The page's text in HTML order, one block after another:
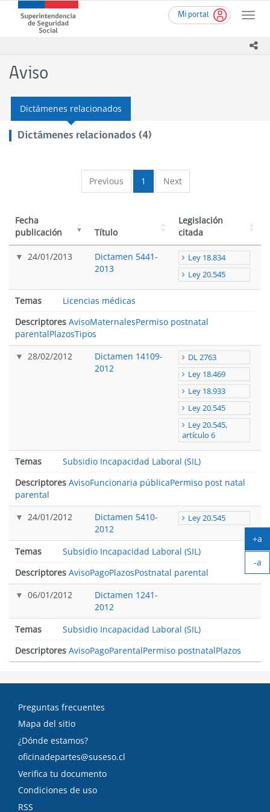
contenido
Mi portal
Toggle
Superintendencia
de
(SUSESO)
-
de
Chile
Aviso
Dictámenes relacionados
Dictámenes relacionados (4)
Previous 1 Next
Fecha
publicación
Título
Legislación
citada
24/01/2013
Dictamen 5441-
2013
Ley 18.834
Ley 20.545
Temas
Licencias médicas
Descriptores AvisoMaternalesPermiso postnatal
parentalPlazosTipos
28/02/2012
Dictamen 14109-
2012
DL 2763
Ley 18.469
Ley 18.933
Ley 20.545
Ley 20.545,
artículo 6
Temas
Subsidio Incapacidad Laboral (SIL)
Descriptores AvisoFuncionaria públicaPermiso post natal
parental
24/01/2012
Dictamen 5410-
2012
Ley 20.545
Temas
Subsidio Incapacidad Laboral (SIL)
Descriptores AvisoPagoPlazosPostnatal parental
06/01/2012
Dictamen 1241-
2012
Temas
Subsidio Incapacidad Laboral (SIL)
Descriptores AvisoPagoParentalPermiso postnatalPlazos
Preguntas frecuentes
Mapa del sitio
¿Dónde estamos?
oficinadepartes@suseso.cl
Verifica tu documento
Condiciones de uso
RSS
+a
-a